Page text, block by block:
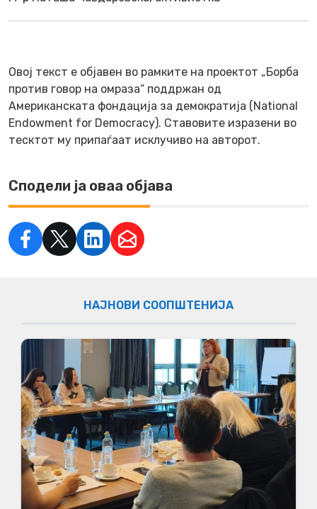
Овој текст е објавен во рамките на проектот „Борба
против говор на омраза“ поддржан од
Американската фондација за демократија (National
Endowment for Democracy). Ставовите изразени во
тесктот му припаѓаат исклучиво на авторот.
Сподели ја оваа објава
НАЈНОВИ СООПШТЕНИЈА